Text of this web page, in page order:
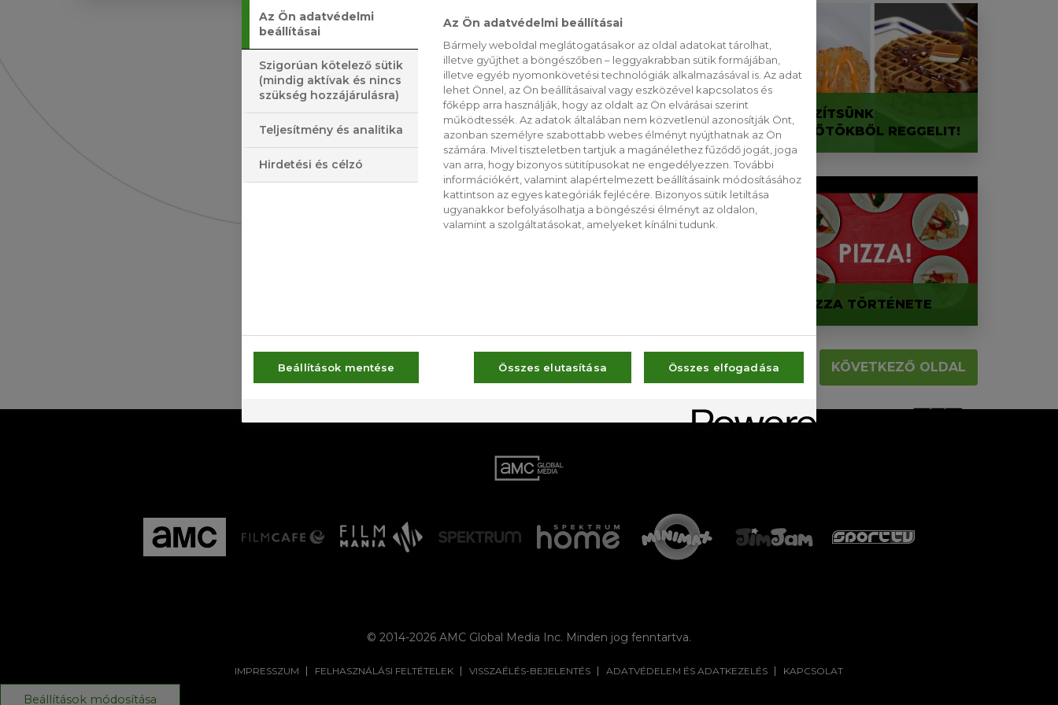
Beállítások módosítása
A LEGJOBB ÉS
LEGEGYSZERŰBB HÁZI
PIZZA RECEPTJE
ÍGY ISSZÁK A TEÁT A
NAGYVILÁGBAN
KÉSZÍTSÜNK
SÜTŐTÖKBŐL REGGELIT!
A PIZZA TÖRTÉNETE
ELŐZŐ OLDAL KÖVETKEZŐ OLDAL
© 2014-2026 AMC Global Media Inc. Minden jog fenntartva.
IMPRESSZUM FELHASZNÁLÁSI FELTÉTELEK VISSZAÉLÉS-BEJELENTÉS ADATVÉDELEM ÉS ADATKEZELÉS KAPCSOLAT
Az Ön adatvédelmi
beállításai
Szigorúan kötelező sütik
(mindig aktívak és nincs
szükség hozzájárulásra)
Teljesítmény és analitika
Hirdetési és célzó
Az Ön adatvédelmi beállításai
Bármely weboldal meglátogatásakor az oldal adatokat tárolhat,
illetve gyűjthet a böngészőben – leggyakrabban sütik formájában,
illetve egyéb nyomonkövetési technológiák alkalmazásával is. Az adat
lehet Önnel, az Ön beállításaival vagy eszközével kapcsolatos és
főképp arra használják, hogy az oldalt az Ön elvárásai szerint
működtessék. Az adatok általában nem közvetlenül azonosítják Önt,
azonban személyre szabottabb webes élményt nyújthatnak az Ön
számára. Mivel tiszteletben tartjuk a magánélethez fűződő jogát, joga
van arra, hogy bizonyos sütitípusokat ne engedélyezzen. További
információkért, valamint alapértelmezett beállításaink módosításához
kattintson az egyes kategóriák fejlécére. Bizonyos sütik letiltása
ugyanakkor befolyásolhatja a böngészési élményt az oldalon,
valamint a szolgáltatásokat, amelyeket kínálni tudunk.
Beállítások mentése Összes elutasítása Összes elfogadása